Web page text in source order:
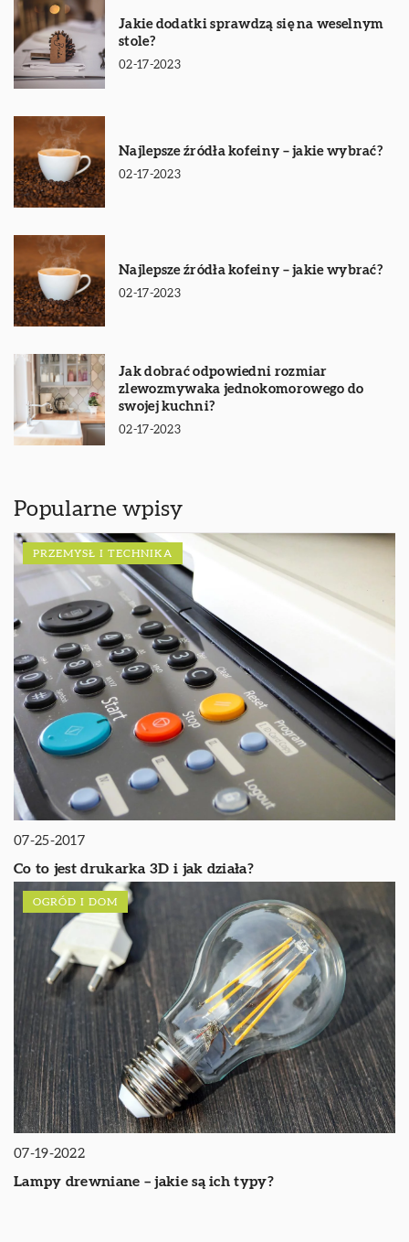
Jakie dodatki sprawdzą się na weselnym
stole?
02-17-2023
Najlepsze źródła kofeiny – jakie wybrać?
02-17-2023
Najlepsze źródła kofeiny – jakie wybrać?
02-17-2023
Jak dobrać odpowiedni rozmiar
zlewozmywaka jednokomorowego do
swojej kuchni?
02-17-2023
Popularne wpisy
PRZEMYSŁ I TECHNIKA
07-25-2017
Co to jest drukarka 3D i jak działa?
OGRÓD I DOM
07-19-2022
Lampy drewniane – jakie są ich typy?